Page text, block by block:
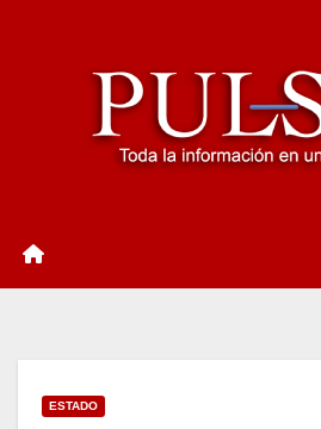
ESTADO